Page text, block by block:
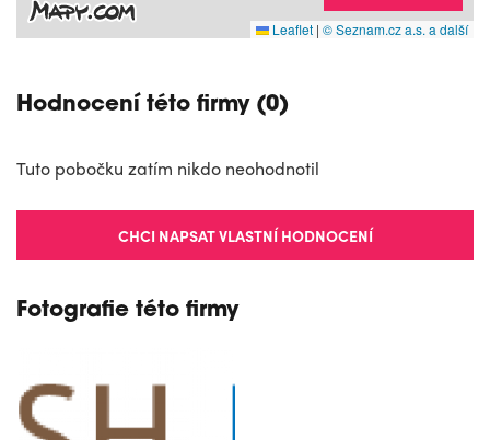
Leaflet | © Seznam.cz a.s. a další
Hodnocení této firmy (0)
Tuto pobočku zatím nikdo neohodnotil
CHCI NAPSAT VLASTNÍ HODNOCENÍ
Fotografie této firmy